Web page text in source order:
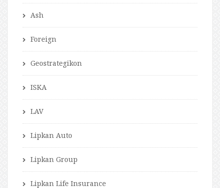
Ash
Foreign
Geostrategikon
ISKA
LAV
Lipkan Auto
Lipkan Group
Lipkan Life Insurance